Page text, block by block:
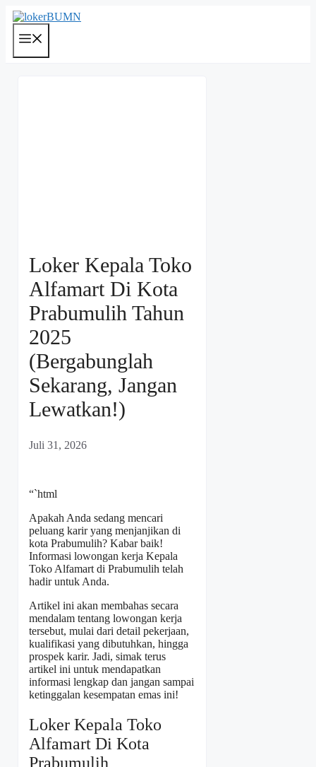
Langsung
ke
Loker Kepala Toko
Alfamart Di Kota
Prabumulih Tahun
2025
(Bergabunglah
Sekarang, Jangan
Lewatkan!)
Juli 31, 2026
“`html
Apakah Anda sedang mencari
peluang karir yang menjanjikan di
kota Prabumulih? Kabar baik!
Informasi lowongan kerja Kepala
Toko Alfamart di Prabumulih telah
hadir untuk Anda.
Artikel ini akan membahas secara
mendalam tentang lowongan kerja
tersebut, mulai dari detail pekerjaan,
kualifikasi yang dibutuhkan, hingga
prospek karir. Jadi, simak terus
artikel ini untuk mendapatkan
informasi lengkap dan jangan sampai
ketinggalan kesempatan emas ini!
Loker Kepala Toko
Alfamart Di Kota
Prabumulih